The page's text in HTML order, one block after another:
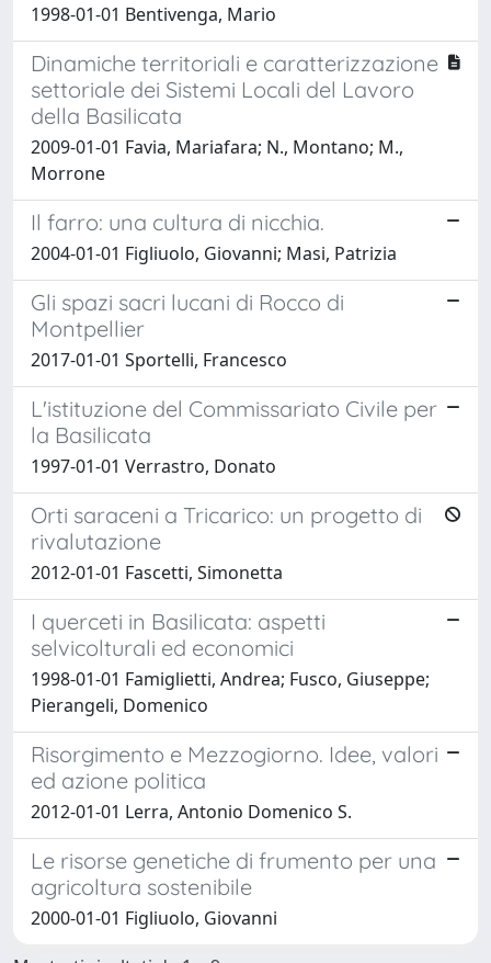
1998-01-01 Bentivenga, Mario
Dinamiche territoriali e caratterizzazione
settoriale dei Sistemi Locali del Lavoro
della Basilicata
2009-01-01 Favia, Mariafara; N., Montano; M.,
Morrone
Il farro: una cultura di nicchia.
2004-01-01 Figliuolo, Giovanni; Masi, Patrizia
Gli spazi sacri lucani di Rocco di
Montpellier
2017-01-01 Sportelli, Francesco
L'istituzione del Commissariato Civile per
la Basilicata
1997-01-01 Verrastro, Donato
Orti saraceni a Tricarico: un progetto di
rivalutazione
2012-01-01 Fascetti, Simonetta
I querceti in Basilicata: aspetti
selvicolturali ed economici
1998-01-01 Famiglietti, Andrea; Fusco, Giuseppe;
Pierangeli, Domenico
Risorgimento e Mezzogiorno. Idee, valori
ed azione politica
2012-01-01 Lerra, Antonio Domenico S.
Le risorse genetiche di frumento per una
agricoltura sostenibile
2000-01-01 Figliuolo, Giovanni